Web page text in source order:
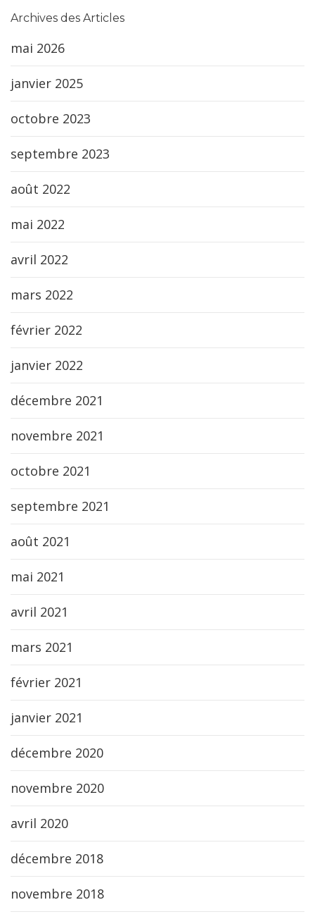
Archives des Articles
mai 2026
janvier 2025
octobre 2023
septembre 2023
août 2022
mai 2022
avril 2022
mars 2022
février 2022
janvier 2022
décembre 2021
novembre 2021
octobre 2021
septembre 2021
août 2021
mai 2021
avril 2021
mars 2021
février 2021
janvier 2021
décembre 2020
novembre 2020
avril 2020
décembre 2018
novembre 2018